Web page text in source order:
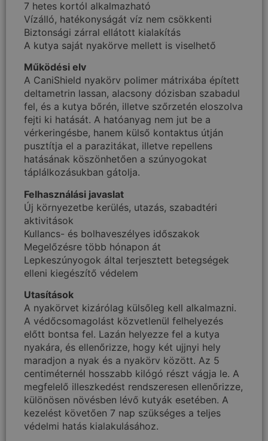
7 hetes kortól alkalmazható
Vízálló, hatékonyságát víz nem csökkenti
Biztonsági zárral ellátott kialakítás
A kutya saját nyakörve mellett is viselhető
Működési elv
A CaniShield nyakörv polimer mátrixába épített
deltametrin lassan, alacsony dózisban szabadul
fel, és a kutya bőrén, illetve szőrzetén eloszolva
fejti ki hatását. A hatóanyag nem jut be a
vérkeringésbe, hanem külső kontaktus útján
pusztítja el a parazitákat, illetve repellens
hatásának köszönhetően a szúnyogokat
táplálkozásukban gátolja.
Felhasználási javaslat
Új környezetbe kerülés, utazás, szabadtéri
aktivitások
Kullancs- és bolhaveszélyes időszakok
Megelőzésre több hónapon át
Lepkeszúnyogok által terjesztett betegségek
elleni kiegészítő védelem
Utasítások
A nyakörvet kizárólag külsőleg kell alkalmazni.
A védőcsomagolást közvetlenül felhelyezés
előtt bontsa fel. Lazán helyezze fel a kutya
nyakára, és ellenőrizze, hogy két ujjnyi hely
maradjon a nyak és a nyakörv között. Az 5
centiméternél hosszabb kilógó részt vágja le. A
megfelelő illeszkedést rendszeresen ellenőrizze,
különösen növésben lévő kutyák esetében. A
kezelést követően 7 nap szükséges a teljes
védelmi hatás kialakulásához.